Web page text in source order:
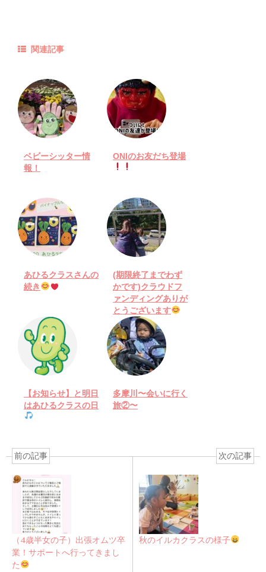
関連記事
ベビーシッター情
報！
ONIのお友だち登場
あひるクラスさんの
続き
(期限終了までわず
かです)クラウドフ
ァンディングありが
とうございます
【お知らせ】と明日
はあひるクラスの日
多摩川〜会いに行く
旅②〜
前の記事
（4歳半女の子）出張オムツ卒
業！サポートへ行ってきまし
た
次の記事
秋のイルカクラスの様子